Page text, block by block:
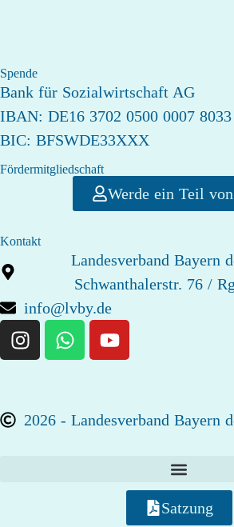
Spende
Bank für Sozialwirtschaft AG
IBAN: DE16 3702 0500 0007
BIC: BFSWDE33XXX
Fördermitgliedschaft
Werde ein Teil
Kontakt
Landesverband Bayern
Schwanthalerstr. 76 /
info@lvby.de
2026 - Landesverband Bayern
Satzung